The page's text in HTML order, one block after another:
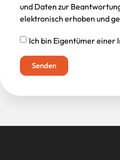
und Daten zur
elektronisch erhoben und
Ich bin Eigentümer einer
Senden